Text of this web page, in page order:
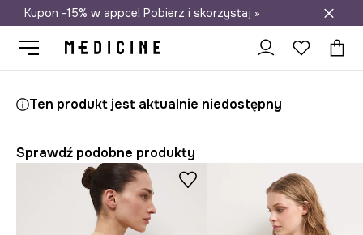
Darmowa dostawa do salonów
Kupon -15% w appce! Pobierz i skorzystaj »
Ten produkt jest aktualnie niedostępny
Sprawdź podobne produkty